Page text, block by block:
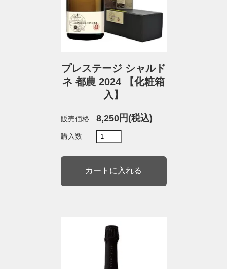
プレステージ シャルド
ネ 都農 2024 【化粧箱
入】
販売価格 8,250円(税込)
購入数